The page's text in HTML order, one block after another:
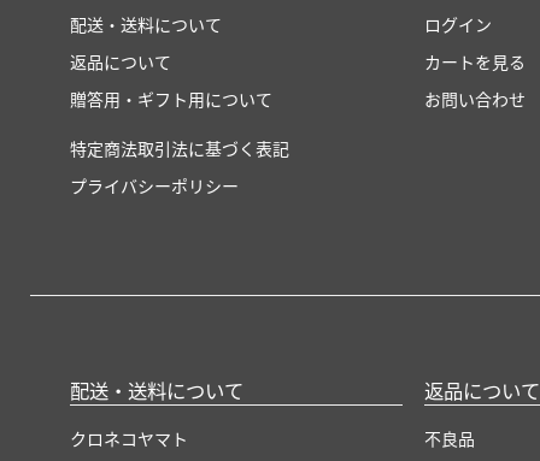
配送・送料について
返品について
贈答用・ギフト用について
特定商法取引法に基づく表記
プライバシーポリシー
ログイン
カートを見る
お問い合わせ
配送・送料について
クロネコヤマト
返品について
不良品